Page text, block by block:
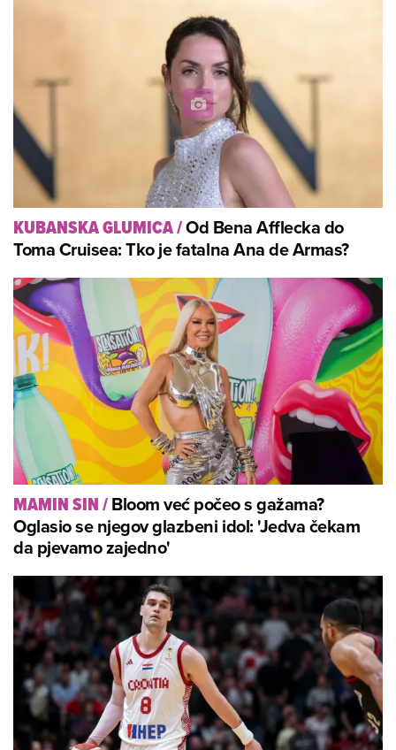
KUBANSKA GLUMICA/Od Bena Afflecka do
Toma Cruisea: Tko je fatalna Ana de Armas?
MAMIN SIN/Bloom već počeo s gažama?
Oglasio se njegov glazbeni idol: 'Jedva čekam
da pjevamo zajedno'